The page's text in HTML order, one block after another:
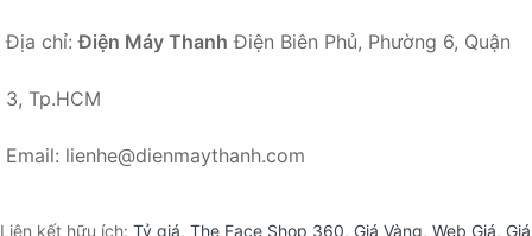
Địa chỉ:Điện Máy Thanh Điện Biên Phủ, Phường 6, Quận
3, Tp.HCM
Email: lienhe@dienmaythanh.com
Liên kết hữu ích: Tỷ giá, The Face Shop 360, Giá Vàng, Web Giá, Giá